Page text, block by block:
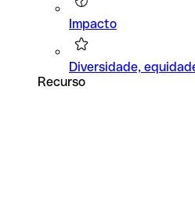
Impacto
Diversidade,
Recurso